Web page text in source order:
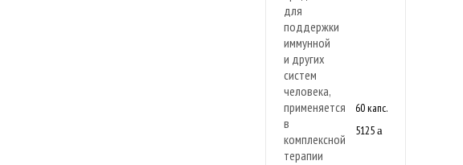
60 капс.
Новая
5125a